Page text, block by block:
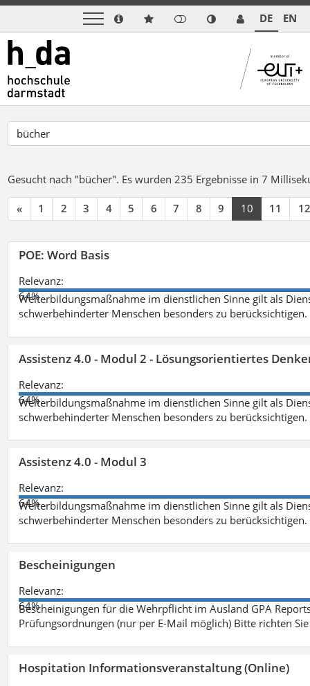
DE EN
Gesucht nach "bücher". Es wurden 235 Ergebnisse in 7
« 1 2 3 4 5 6 7 8 9 10 11 12
POE: Word Basis
Relevanz:
64%
Weiterbildungsmaßnahme im dienstlichen Sinne gilt als
schwerbehinderter Menschen besonders zu berücksichtigen.
Assistenz 4.0 - Modul 2 - Lösungsorientiertes
Relevanz:
64%
Weiterbildungsmaßnahme im dienstlichen Sinne gilt als
schwerbehinderter Menschen besonders zu berücksichtigen.
Assistenz 4.0 - Modul 3
Relevanz:
64%
Weiterbildungsmaßnahme im dienstlichen Sinne gilt als
schwerbehinderter Menschen besonders zu
Bescheinigungen
Relevanz:
64%
Bescheinigungen für die Wehrpflicht im Ausland GPA
Prüfungsordnungen (nur per E-Mail möglich) Bitte richten
Hospitation Informationsveranstaltung (Online)